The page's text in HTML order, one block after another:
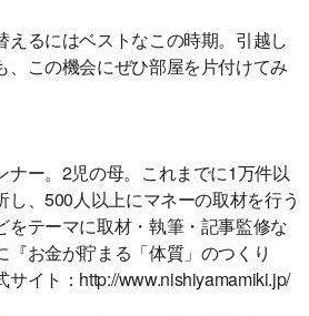
るにはベストなこの時期。引越し
、この機会にぜひ部屋を片付けてみ
ナー。2児の母。これまでに1万件以
し、500人以上にマネーの取材を行う
をテーマに取材・執筆・記事監修な
『お金が貯まる「体質」のつくり
イト：http://www.nishiyamamiki.jp/